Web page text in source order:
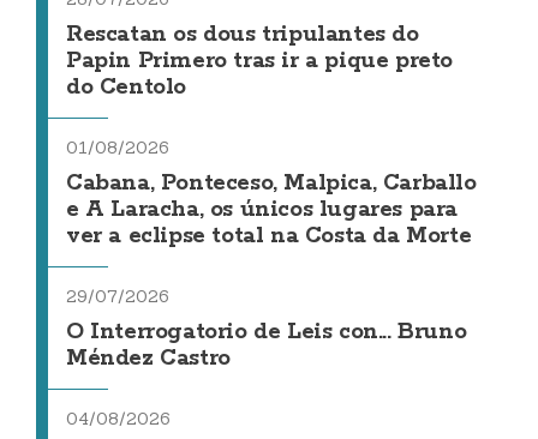
Rescatan os dous tripulantes do
Papin Primero tras ir a pique preto
do Centolo
01/08/2026
Cabana, Ponteceso, Malpica, Carballo
e A Laracha, os únicos lugares para
ver a eclipse total na Costa da Morte
29/07/2026
O Interrogatorio de Leis con... Bruno
Méndez Castro
04/08/2026